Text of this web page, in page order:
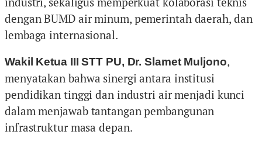
dengan BUMD air minum, pemerintah daerah, dan
lembaga internasional.
Wakil Ketua III STT PU, Dr. Slamet Muljono,
menyatakan bahwa sinergi antara institusi
pendidikan tinggi dan industri air menjadi kunci
dalam menjawab tantangan pembangunan
infrastruktur masa depan.